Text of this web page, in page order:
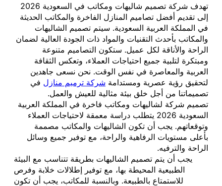
تهدف شركة تصميم شاليهات ومكاتب في السعودية 2026
إلى تقديم أفضل تصاميم المنازل الفاخرة والمكاتب الحديثة
في المملكة العربية السعودية. سيتم تصميم الشاليهات
والمكاتب بأحدث التقنيات والمواد ذات الجودة العالية لضمان
الراحة والأناقة لكل عميل. ستكون التصاميم متنوعة
ومبتكرة لتلبية جميع احتياجات العملاء، وتعكس الثقافة
العربية والمعاصرة في نفس الوقت. نحن نسعى جاهدين
لتحقيق رؤية عصرية ومستدامة شركة ترميم منازل في
تصميماتنا من أجل خلق بيئة مثالية للعيش والعمل.
تصميم شركة لشاليهات ومكاتب فاخرة في المملكة العربية
السعودية 2026 يتطلب دراسة معمقة لاحتياجات العملاء
وتوقعاتهم. يجب أن تكون الشاليهات والمكاتب مصممة
بأعلى مستويات الرفاهية والراحة، مع توفير جميع وسائل
الراحة والترفيه.
يجب أن يتم تصميم الشاليهات بطريقة تتناسب مع البيئة
الطبيعية المحيطة بها، مع توفير إطلالات خلابة وفرص
للاستمتاع بالطبيعة. وبالنسبة للمكاتب، يجب أن تكون